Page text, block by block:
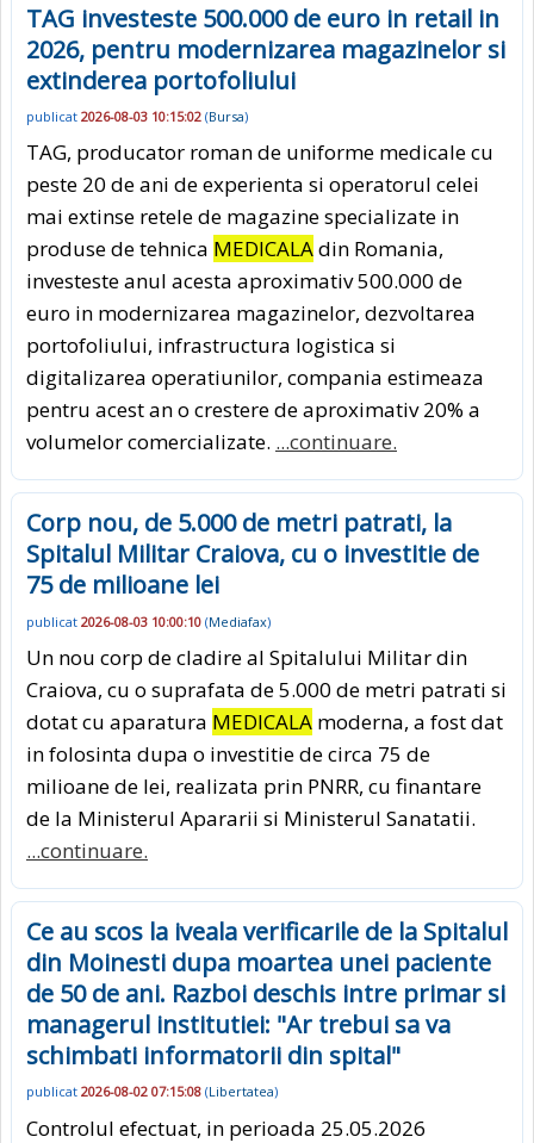
TAG investeste 500.000 de euro in retail in
2026, pentru modernizarea magazinelor si
extinderea portofoliului
publicat 2026-08-03 10:15:02 (Bursa)
TAG, producator roman de uniforme medicale cu
peste 20 de ani de experienta si operatorul celei
mai extinse retele de magazine specializate in
produse de tehnica MEDICALAdin Romania,
investeste anul acesta aproximativ 500.000 de
euro in modernizarea magazinelor, dezvoltarea
portofoliului, infrastructura logistica si
digitalizarea operatiunilor, compania estimeaza
pentru acest an o crestere de aproximativ 20% a
volumelor comercializate. ...continuare.
Corp nou, de 5.000 de metri patrati, la
Spitalul Militar Craiova, cu o investitie de
75 de milioane lei
publicat 2026-08-03 10:00:10 (Mediafax)
Un nou corp de cladire al Spitalului Militar din
Craiova, cu o suprafata de 5.000 de metri patrati si
dotat cu aparatura MEDICALA moderna, a fost dat
in folosinta dupa o investitie de circa 75 de
milioane de lei, realizata prin PNRR, cu finantare
de la Ministerul Apararii si Ministerul Sanatatii.
...continuare.
Ce au scos la iveala verificarile de la Spitalul
din Moinesti dupa moartea unei paciente
de 50 de ani. Razboi deschis intre primar si
managerul institutiei: "Ar trebui sa va
schimbati informatorii din spital"
publicat 2026-08-02 07:15:08 (Libertatea)
Controlul efectuat, in perioada 25.05.2026